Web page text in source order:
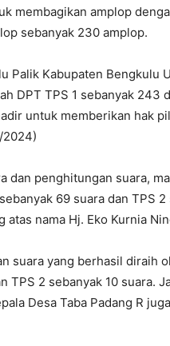
membagikan amplop
sebanyak 230 amplop.
Palik Kabupaten Bengkulu
DPT TPS 1 sebanyak 243
untuk memberikan hak
2024)
dan penghitungan suara,
69 suara dan TPS
nama Hj. Eko Kurnia
suara yang berhasil diraih
TPS 2 sebanyak 10 suara.
Desa Taba Padang R